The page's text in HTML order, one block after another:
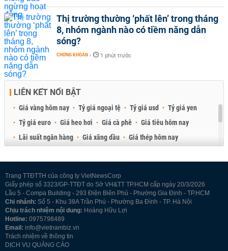
Thị trường thường ‘phất lên’ trong tháng
8, nhóm ngành nào có tiềm năng dẫn
sóng?
CHỨNG KHOÁN - 1 phút trước
LIÊN KẾT NỔI BẬT
Giá vàng hôm nay Tỷ giá ngoại tệ Tỷ giá usd
Tỷ giá yen
Tỷ giá euro
Giá heo hơi Giá cà phê
Giá tiêu hôm nay
Lãi suất ngân hàng
Giá xăng dầu
Giá thép hôm nay
Trang TTĐTTH của công ty VietNewsCorp
Giấy phép số 3323/GP-TTĐT do Sở VH&TT TP.HCM cấp ngày 20/3/2026
Lầu 5 - Compa Building - 293 Điện Biên Phủ - Phường Gia Định - TP.HCM
Chi nhánh: Số 5 - Khu 38A Trần Phú - Phường Ba Đình - TP. Hà Nội
Chịu trách nhiệm nội dung: Hoàng Hữu Lợi
Hotline: 0975798489
Email: info@vietnambiz.vn
Trách nhiệm về thông tin
DỊCH VỤ QUẢNG CÁO